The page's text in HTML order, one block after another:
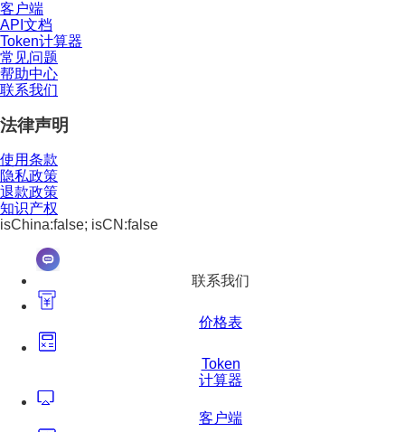
客户端
API文档
Token计算器
常见问题
帮助中心
联系我们
法律声明
使用条款
隐私政策
退款政策
知识产权
isChina:false; isCN:false
联系我们
价格表
Token
计算器
客户端